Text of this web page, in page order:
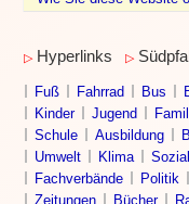
▷ Hyperlinks ▷
Fuß Fahrrad Bus
Kinder
Jugend
Schule
Ausbildung
Umwelt
Klima
Fachverbände
Politik
Zeitungen
Bücher